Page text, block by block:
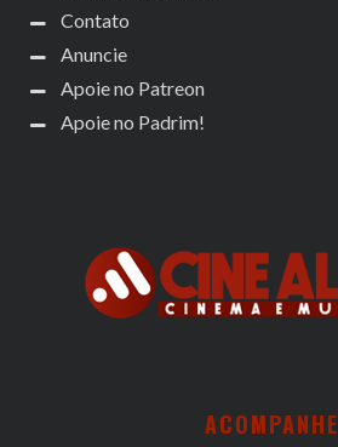
Contato
Anuncie
Apoie no Patreon
Apoie no Padrim!
ACOMPANHE